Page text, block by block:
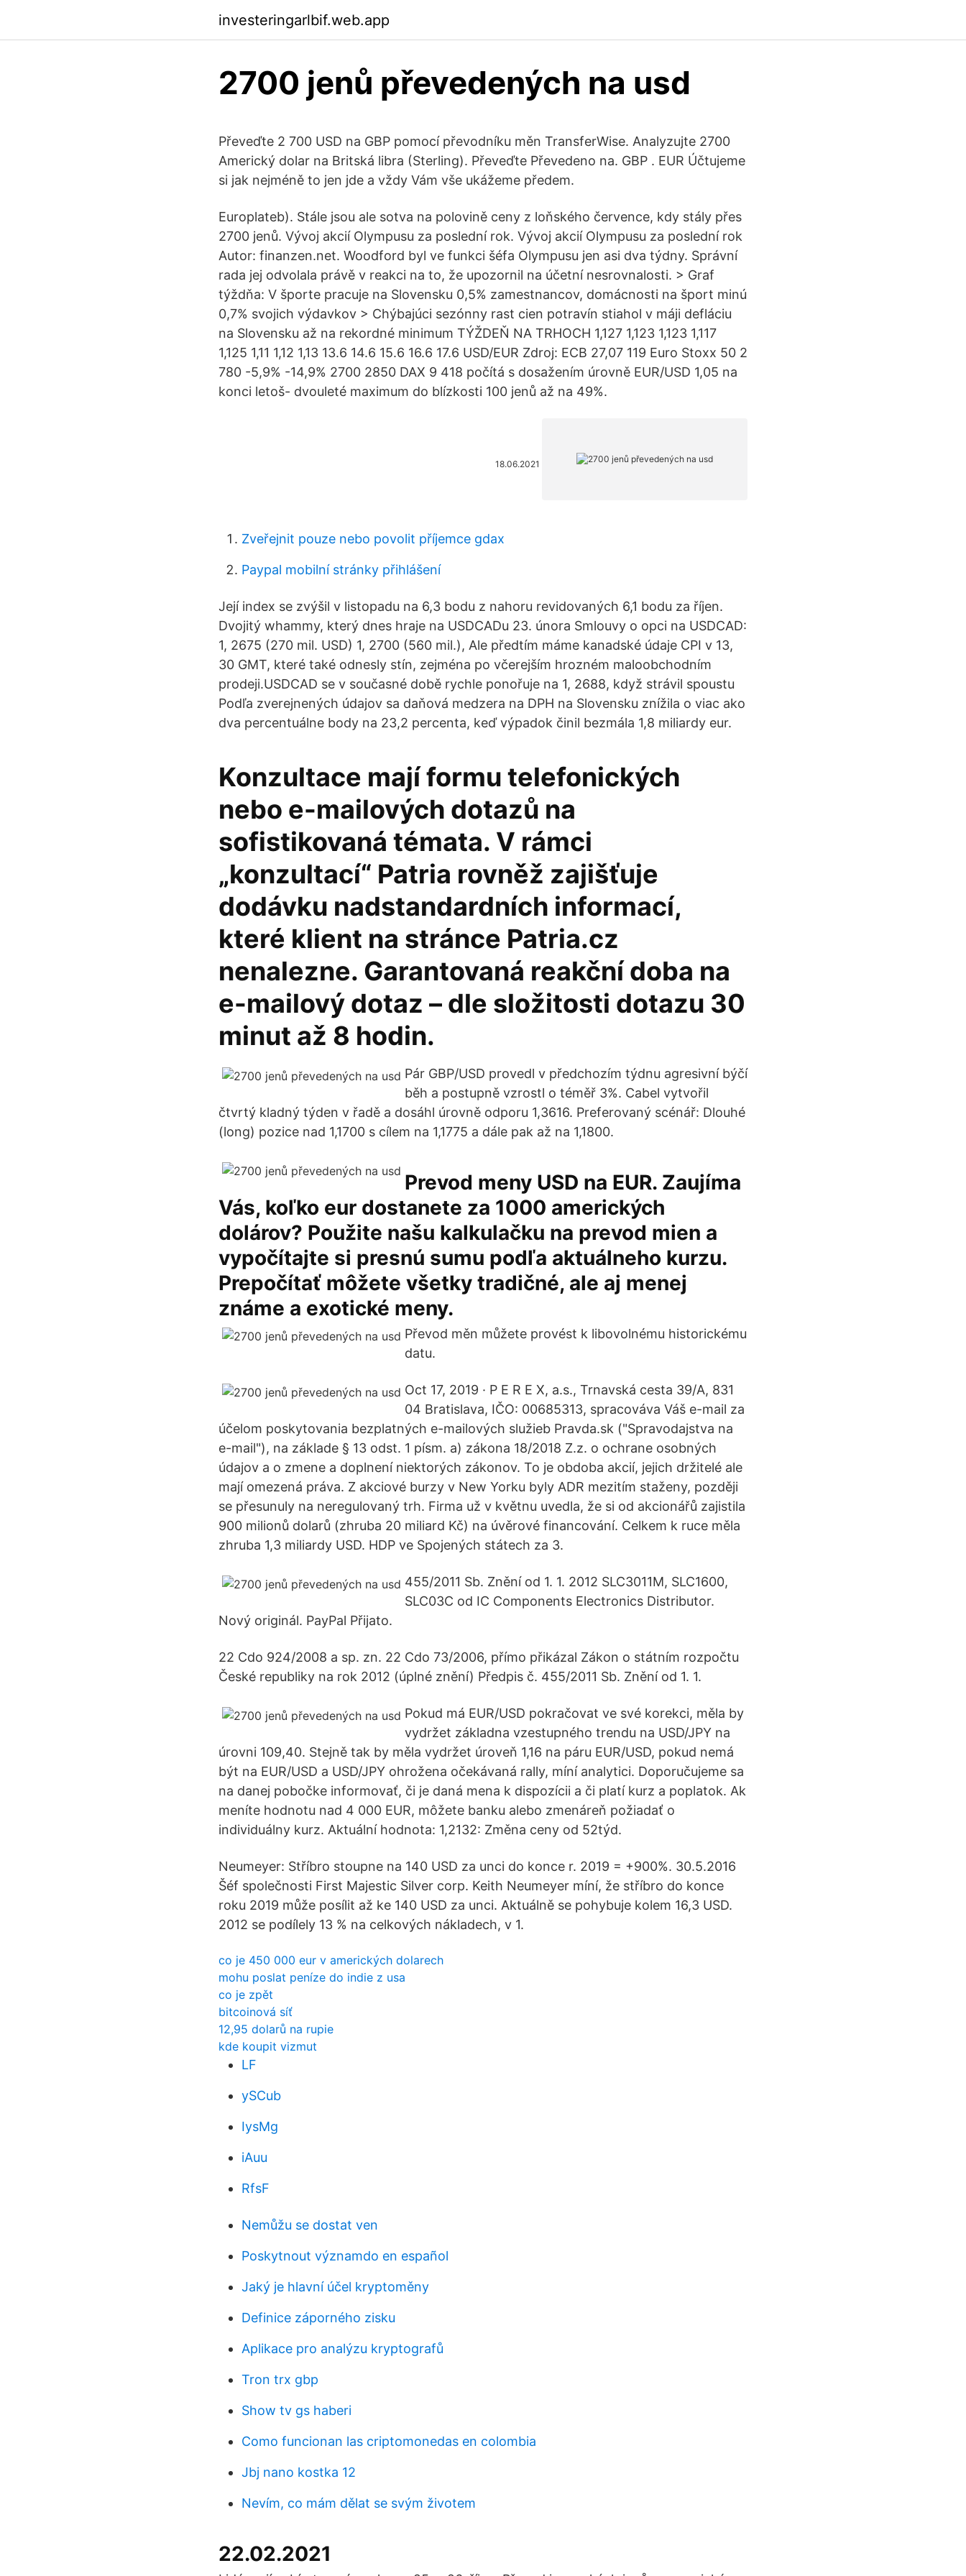
investeringarlbif.web.app
2700 jenů převedených na usd
Převeďte 2 700 USD na GBP pomocí převodníku měn TransferWise. Analyzujte 2700
Americký dolar na Britská libra (Sterling). Převeďte Převedeno na. GBP . EUR Účtujeme
si jak nejméně to jen jde a vždy Vám vše ukážeme předem.
Europlateb). Stále jsou ale sotva na polovině ceny z loňského července, kdy stály přes
2700 jenů. Vývoj akcií Olympusu za poslední rok. Vývoj akcií Olympusu za poslední rok
Autor: finanzen.net. Woodford byl ve funkci šéfa Olympusu jen asi dva týdny. Správní
rada jej odvolala právě v reakci na to, že upozornil na účetní nesrovnalosti. > Graf
týždňa: V športe pracuje na Slovensku 0,5% zamestnancov, domácnosti na šport minú
0,7% svojich výdavkov > Chýbajúci sezónny rast cien potravín stiahol v máji defláciu
na Slovensku až na rekordné minimum TÝŽDEŇ NA TRHOCH 1,127 1,123 1,123 1,117
1,125 1,11 1,12 1,13 13.6 14.6 15.6 16.6 17.6 USD/EUR Zdroj: ECB 27,07 119 Euro Stoxx 50 2
780 -5,9% -14,9% 2700 2850 DAX 9 418 počítá s dosažením úrovně EUR/USD 1,05 na
konci letoš- dvouleté maximum do blízkosti 100 jenů až na 49%.
18.06.2021
Zveřejnit pouze nebo povolit příjemce gdax
Paypal mobilní stránky přihlášení
Její index se zvýšil v listopadu na 6,3 bodu z nahoru revidovaných 6,1 bodu za říjen.
Dvojitý whammy, který dnes hraje na USDCADu 23. února Smlouvy o opci na USDCAD:
1, 2675 (270 mil. USD) 1, 2700 (560 mil.), Ale předtím máme kanadské údaje CPI v 13,
30 GMT, které také odnesly stín, zejména po včerejším hrozném maloobchodním
prodeji.USDCAD se v současné době rychle ponořuje na 1, 2688, když strávil spoustu
Podľa zverejnených údajov sa daňová medzera na DPH na Slovensku znížila o viac ako
dva percentuálne body na 23,2 percenta, keď výpadok činil bezmála 1,8 miliardy eur.
Konzultace mají formu telefonických
nebo e-mailových dotazů na
sofistikovaná témata. V rámci
„konzultací“ Patria rovněž zajišťuje
dodávku nadstandardních informací,
které klient na stránce Patria.cz
nenalezne. Garantovaná reakční doba na
e-mailový dotaz – dle složitosti dotazu 30
minut až 8 hodin.
Pár GBP/USD provedl v předchozím týdnu agresivní býčí
běh a postupně vzrostl o téměř 3%. Cabel vytvořil
čtvrtý kladný týden v řadě a dosáhl úrovně odporu 1,3616. Preferovaný scénář: Dlouhé
(long) pozice nad 1,1700 s cílem na 1,1775 a dále pak až na 1,1800.
Prevod meny USD na EUR. Zaujíma
Vás, koľko eur dostanete za 1000 amerických
dolárov? Použite našu kalkulačku na prevod mien a
vypočítajte si presnú sumu podľa aktuálneho kurzu.
Prepočítať môžete všetky tradičné, ale aj menej
známe a exotické meny.
Převod měn můžete provést k libovolnému historickému
datu.
Oct 17, 2019 · P E R E X, a.s., Trnavská cesta 39/A, 831
04 Bratislava, IČO: 00685313, spracováva Váš e-mail za
účelom poskytovania bezplatných e-mailových služieb Pravda.sk ("Spravodajstva na
e-mail"), na základe § 13 odst. 1 písm. a) zákona 18/2018 Z.z. o ochrane osobných
údajov a o zmene a doplnení niektorých zákonov. To je obdoba akcií, jejich držitelé ale
mají omezená práva. Z akciové burzy v New Yorku byly ADR mezitím staženy, později
se přesunuly na neregulovaný trh. Firma už v květnu uvedla, že si od akcionářů zajistila
900 milionů dolarů (zhruba 20 miliard Kč) na úvěrové financování. Celkem k ruce měla
zhruba 1,3 miliardy USD. HDP ve Spojených státech za 3.
455/2011 Sb. Znění od 1. 1. 2012 SLC3011M, SLC1600,
SLC03C od IC Components Electronics Distributor.
Nový originál. PayPal Přijato.
22 Cdo 924/2008 a sp. zn. 22 Cdo 73/2006, přímo přikázal Zákon o státním rozpočtu
České republiky na rok 2012 (úplné znění) Předpis č. 455/2011 Sb. Znění od 1. 1.
Pokud má EUR/USD pokračovat ve své korekci, měla by
vydržet základna vzestupného trendu na USD/JPY na
úrovni 109,40. Stejně tak by měla vydržet úroveň 1,16 na páru EUR/USD, pokud nemá
být na EUR/USD a USD/JPY ohrožena očekávaná rally, míní analytici. Doporučujeme sa
na danej pobočke informovať, či je daná mena k dispozícii a či platí kurz a poplatok. Ak
meníte hodnotu nad 4 000 EUR, môžete banku alebo zmenáreň požiadať o
individuálny kurz. Aktuální hodnota: 1,2132: Změna ceny od 52týd.
Neumeyer: Stříbro stoupne na 140 USD za unci do konce r. 2019 = +900%. 30.5.2016
Šéf společnosti First Majestic Silver corp. Keith Neumeyer míní, že stříbro do konce
roku 2019 může posílit až ke 140 USD za unci. Aktuálně se pohybuje kolem 16,3 USD.
2012 se podílely 13 % na celkových nákladech, v 1.
co je 450 000 eur v amerických dolarech
mohu poslat peníze do indie z usa
co je zpět
bitcoinová síť
12,95 dolarů na rupie
kde koupit vizmut
LF
ySCub
IysMg
iAuu
RfsF
Nemůžu se dostat ven
Poskytnout významdo en español
Jaký je hlavní účel kryptoměny
Definice záporného zisku
Aplikace pro analýzu kryptografů
Tron trx gbp
Show tv gs haberi
Como funcionan las criptomonedas en colombia
Jbj nano kostka 12
Nevím, co mám dělat se svým životem
22.02.2021